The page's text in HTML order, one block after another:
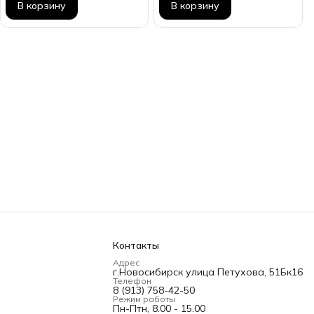
В корзину В корзину
Контакты
Адрес
г.Новосибирск улица Петухова, 51Бк16
Телефон
8 (913) 758-42-50
Режим работы
Пн-Птн, 8.00 - 15.00